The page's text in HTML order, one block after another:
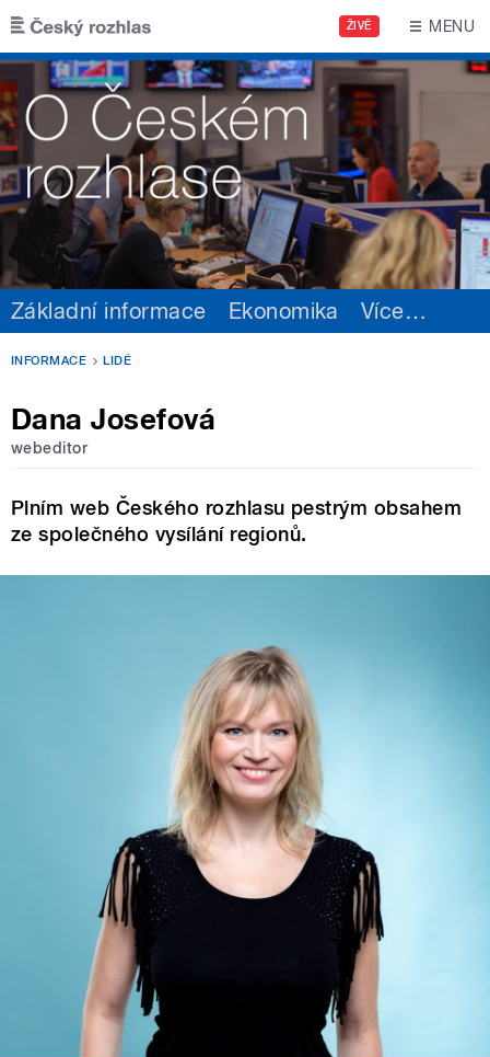
Přejít k hlavnímu obsahu
ŽIVĚ MENU
Základní informace Ekonomika Více…
INFORMACE LIDÉ
Dana Josefová
webeditor
Plním web Českého rozhlasu pestrým obsahem
ze společného vysílání regionů.